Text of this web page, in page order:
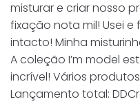
misturar e criar nosso
fixação nota mil! Usei
intacto! Minha
A coleção I’m model
incrível! Vários
Lançamento total: